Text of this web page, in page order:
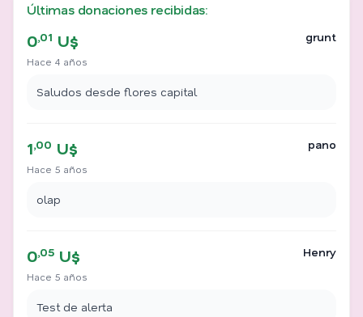
Últimas donaciones recibidas:
0,01 U$
Hace 4 años
grunt
Saludos desde flores capital
1,00 U$
Hace 5 años
pano
olap
0,05 U$
Hace 5 años
Henry
Test de alerta